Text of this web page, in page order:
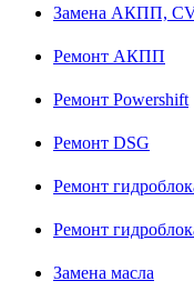
Замена АКПП,
Ремонт АКПП
Ремонт Powershift
Ремонт DSG
Ремонт
Ремонт
Замена масла